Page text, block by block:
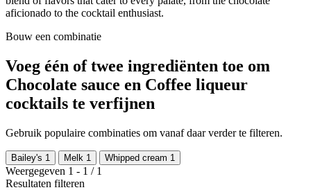
aficionado to the cocktail enthusiast.
Bouw een combinatie
Voeg één of twee ingrediënten toe om
Chocolate sauce en Coffee liqueur
cocktails te verfijnen
Gebruik populaire combinaties om vanaf daar verder te filteren.
Bailey's 1 Melk 1 Whipped cream 1
Weergegeven 1 - 1 / 1
Resultaten filteren